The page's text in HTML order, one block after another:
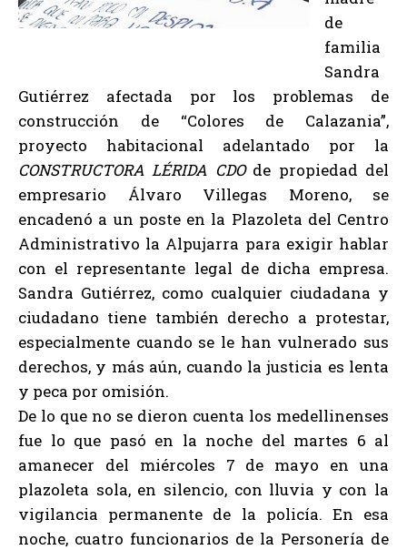
de
familia
Sandra
Gutiérrez afectada por los problemas de
construcción de “Colores de Calazania”,
proyecto habitacional adelantado por la
CONSTRUCTORA LÉRIDA CDOde propiedad del
empresario Álvaro Villegas Moreno, se
encadenó a un poste en la Plazoleta del Centro
Administrativo la Alpujarra para exigir hablar
con el representante legal de dicha empresa.
Sandra Gutiérrez, como cualquier ciudadana y
ciudadano tiene también derecho a protestar,
especialmente cuando se le han vulnerado sus
derechos, y más aún, cuando la justicia es lenta
y peca por omisión.
De lo que no se dieron cuenta los medellinenses
fue lo que pasó en la noche del martes 6 al
amanecer del miércoles 7 de mayo en una
plazoleta sola, en silencio, con lluvia y con la
vigilancia permanente de la policía. En esa
noche, cuatro funcionarios de la Personería de